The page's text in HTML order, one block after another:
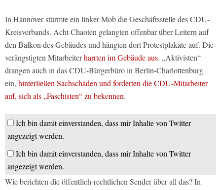
In Hannover stürmte ein linker Mob die Geschäftsstelle des CDU-
Kreisverbands. Acht Chaoten gelangten offenbar über Leitern auf
den Balkon des Gebäudes und hängten dort Protestplakate auf. Die
verängstigten Mitarbeiterharrten im Gebäude aus. „Aktivisten“
drangen auch in das CDU-Bürgerbüro in Berlin-Charlottenburg
ein, hinterließen Sachschäden und forderten die CDU-Mitarbeiter
auf, sich als „Faschisten“ zu bekennen.
Ich bin damit einverstanden, dass mir Inhalte von Twitter
angezeigt werden.
Ich bin damit einverstanden, dass mir Inhalte von Twitter
angezeigt werden.
Wie berichten die öffentlich-rechtlichen Sender über all das? In